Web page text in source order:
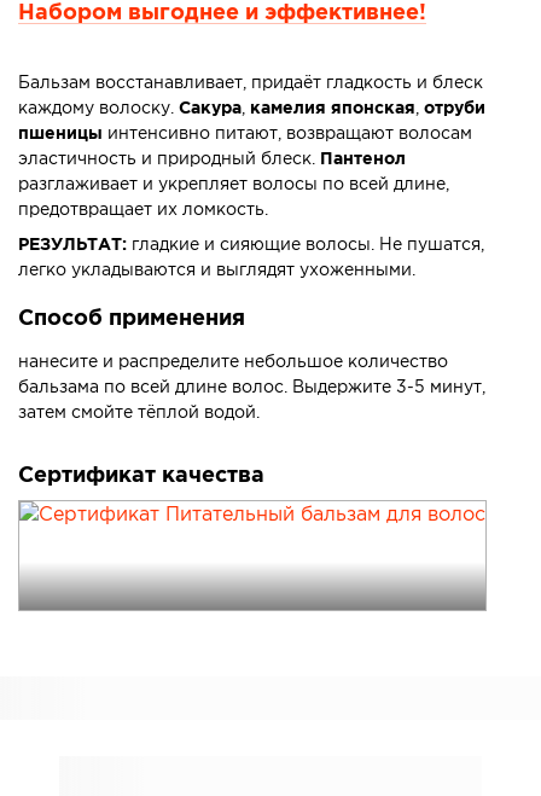
Набором выгоднее и эффективнее!
Бальзам восстанавливает, придаёт гладкость и блеск
каждому волоску. Сакура камелия японская
отруби
пшеницы интенсивно питают, возвращают волосам
эластичность и природный блеск.
Пантенол
разглаживает и укрепляет волосы по всей длине,
предотвращает их ломкость.
РЕЗУЛЬТАТ: гладкие и сияющие волосы. Не пушатся,
легко укладываются и выглядят ухоженными.
Способ применения
нанесите и распределите небольшое количество
бальзама по всей длине волос. Выдержите 3-5 минут,
затем смойте тёплой водой.
Сертификат качества